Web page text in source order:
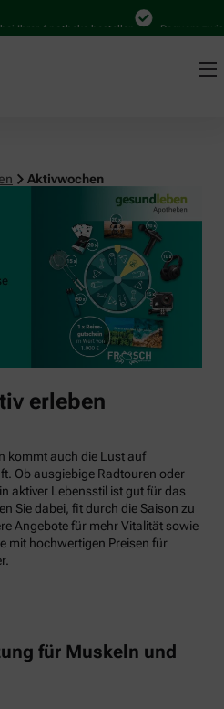
Apotheke bestellen Bequem
Aktivwochen
erleben
kommt auch die Lust auf
Ob ausgiebige Radtouren oder
aktiver Lebensstil ist gut für das
Sie dabei, fit durch die Saison zu
Angebote für mehr Vitalität sowie
mit hochwertigen Preisen für
für Muskeln und